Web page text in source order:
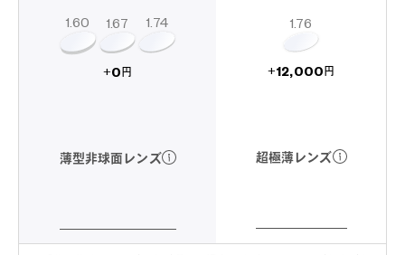
1.60 1.67 1.74
+0 円
薄型非球面レンズ
1.76
+12,000 円
超極薄レンズ